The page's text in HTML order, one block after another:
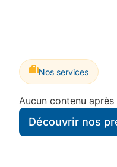
Nos services
Aucun contenu
Découvrir nos